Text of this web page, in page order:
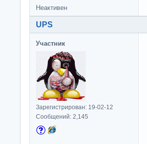
Неактивен
UPS
Участник
Зарегистрирован: 19-02-12
Сообщений: 2,145